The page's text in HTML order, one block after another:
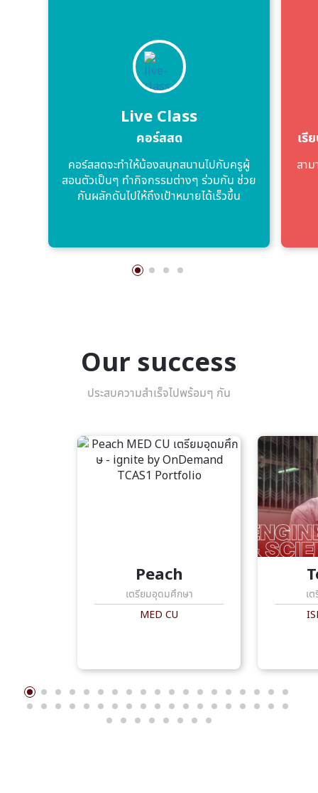
Live Class
คอร์สสด
คอร์สสดจะทําให้น้องสนุกสนานไปกับครูผู้
สอนตัวเป็นๆ ทํากิจกรรมต่างๆ ร่วมกัน ช่วย
กันผลักดันไปให้ถึงเป้าหมายได้เร็วขึ้น
เรี
สา
Our success
ประสบความสำเร็จไปพร้อมๆ กัน
Peach
เตรียมอุดมศึกษา
MED CU
เ